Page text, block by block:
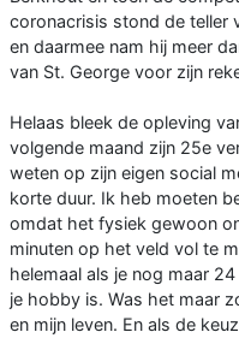
coronacrisis stond de teller
en daarmee nam hij meer
van St. George voor zijn
Helaas bleek de opleving
volgende maand zijn 25e
weten op zijn eigen social
korte duur. Ik heb moeten
omdat het fysiek gewoon
minuten op het veld vol te
helemaal als je nog maar
je hobby is. Was het maar
en mijn leven. En als de